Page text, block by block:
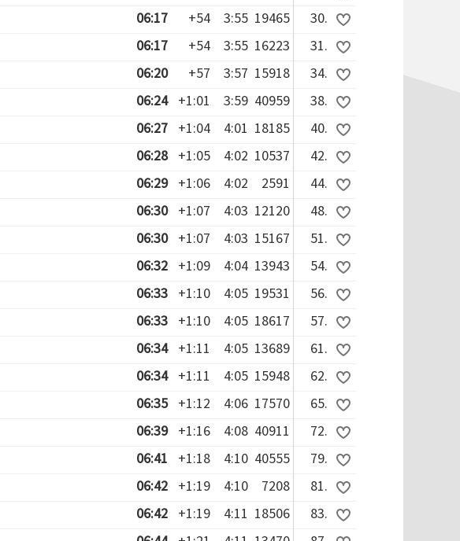
06:17 +54 3:55 19465
30.
06:17 +54 3:55 16223
31.
06:20 +57 3:57 15918
34.
06:24 +1:01 3:59 40959
38.
06:27 +1:04 4:01 18185
40.
06:28 +1:05 4:02 10537
42.
06:29 +1:06 4:02 2591
44.
06:30 +1:07 4:03 12120
48.
06:30 +1:07 4:03 15167
51.
06:32 +1:09 4:04 13943
54.
06:33 +1:10 4:05 19531
56.
06:33 +1:10 4:05 18617
57.
06:34 +1:11 4:05 13689
61.
06:34 +1:11 4:05 15948
62.
06:35 +1:12 4:06 17570
65.
06:39 +1:16 4:08 40911
72.
06:41 +1:18 4:10 40555
79.
06:42 +1:19 4:10 7208
81.
06:42 +1:19 4:11 18506
83.